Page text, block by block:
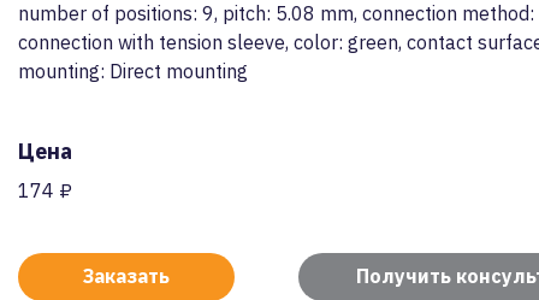
number of positions: 9, pitch: 5.08 mm, connection method:
connection with tension sleeve, color: green, contact
mounting: Direct mounting
Цена
174 ₽
Заказать Получить